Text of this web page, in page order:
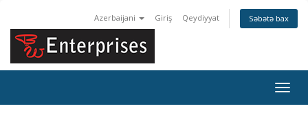
Azerbaijani Giriş Qeydiyyat Səbətə bax
keçid